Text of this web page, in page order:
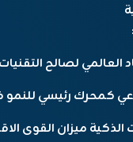
لصالح التقنيات
كمحرك رئيسي للنمو
ميزان القوى